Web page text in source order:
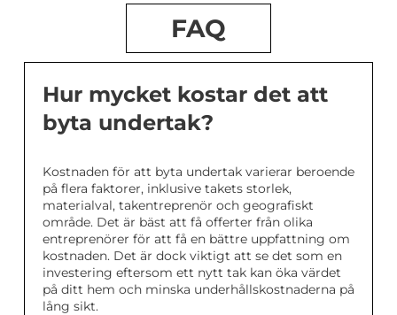
FAQ
Hur mycket kostar det att
byta undertak?
Kostnaden för att byta undertak varierar beroende
på flera faktorer, inklusive takets storlek,
materialval, takentreprenör och geografiskt
område. Det är bäst att få offerter från olika
entreprenörer för att få en bättre uppfattning om
kostnaden. Det är dock viktigt att se det som en
investering eftersom ett nytt tak kan öka värdet
på ditt hem och minska underhållskostnaderna på
lång sikt.